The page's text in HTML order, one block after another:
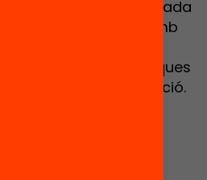
, un punt de trobada
educativa amb
a transformar el
estratègies i polítiques
palanques per a l’acció.